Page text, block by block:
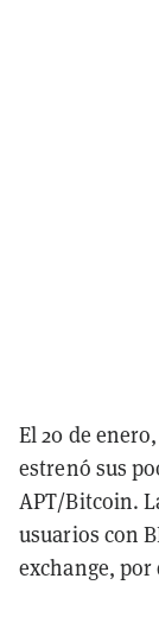
El 20 de
estrenó sus
APT/Bitcoin.
usuarios con
exchange,